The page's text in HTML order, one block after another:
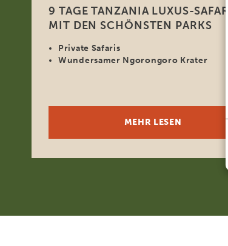
9 TAGE TANZANIA LUXUS-SAFARI
MIT DEN SCHÖNSTEN PARKS
Private Safaris
Wundersamer Ngorongoro Krater
MEHR LESEN